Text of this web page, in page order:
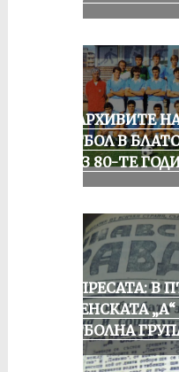
ИЗ АРХИВИТЕ
ФУТБОЛ В
ПРЕЗ 80-ТЕ
ОТ ПРЕСАТА: В
РУСЕНСКАТА
ФУТБОЛНА